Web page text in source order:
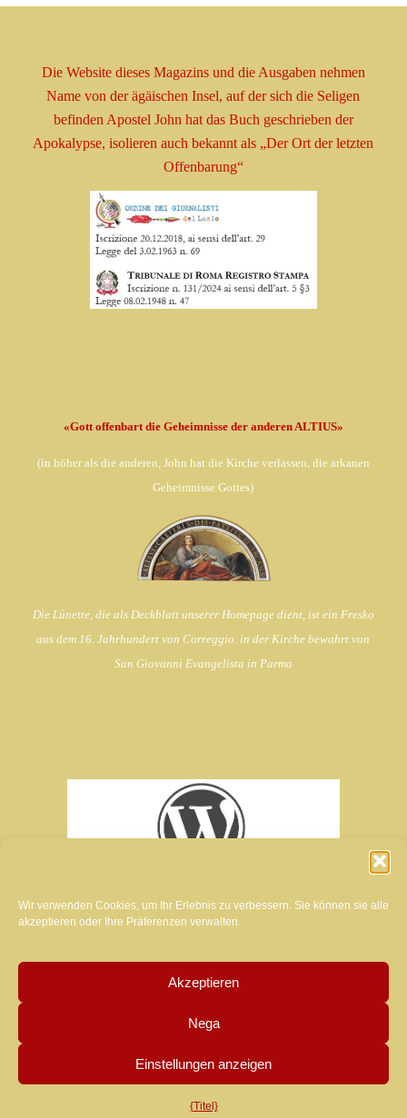
Wir verwenden Cookies, um Ihr Erlebnis zu verbessern. Sie können sie alle
akzeptieren oder Ihre Präferenzen verwalten.
Akzeptieren
Nega
Einstellungen anzeigen
{Titel}
Die Website dieses Magazins und die Ausgaben nehmen
Namevon der ägäischen Insel, auf der sich die Seligen
befinden Apostel John hat das Buch geschrieben der
Apokalypse, isolierenauch bekannt als „Der Ort der letzten
Offenbarung“
«Gott offenbart die Geheimnisse der anderen ALTIUS»
(in höher als die anderen, John hat die Kirche verlassen, die arkanen
Geheimnisse Gottes)
Die Lünette, die als Deckblatt unserer Homepage dient, ist ein Fresko
aus dem 16. Jahrhundert von Correggio. in der Kirche bewahrt von
San Giovanni Evangelista in Parma
MANUELA LUZZARDI